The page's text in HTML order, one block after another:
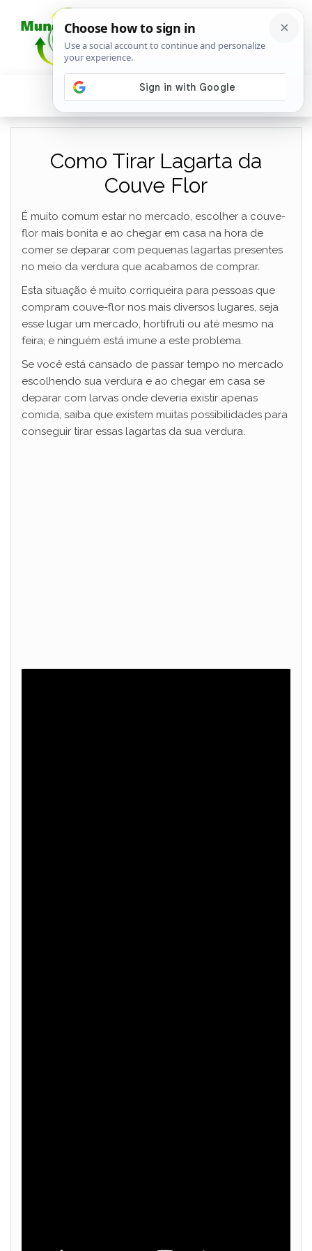
Como Tirar Lagarta da
Couve Flor
É muito comum estar no mercado, escolher a couve-
flor mais bonita e ao chegar em casa na hora de
comer se deparar com pequenas lagartas presentes
no meio da verdura que acabamos de comprar.
Esta situação é muito corriqueira para pessoas que
compram couve-flor nos mais diversos lugares, seja
esse lugar um mercado, hortifruti ou até mesmo na
feira; e ninguém está imune a este problema.
Se você está cansado de passar tempo no mercado
escolhendo sua verdura e ao chegar em casa se
deparar com larvas onde deveria existir apenas
comida, saiba que existem muitas possibilidades para
conseguir tirar essas lagartas da sua verdura.